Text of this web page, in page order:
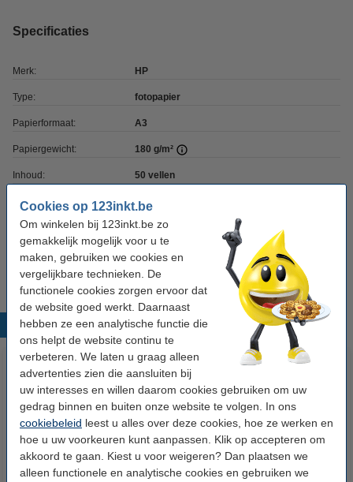
Cookies op 123inkt.be
Om winkelen bij 123inkt.be zo
gemakkelijk mogelijk voor u te
maken, gebruiken we cookies en
vergelijkbare technieken. De
functionele cookies zorgen ervoor dat
de website goed werkt. Daarnaast
hebben ze een analytische functie die
ons helpt de website continu te
verbeteren. We laten u graag alleen
advertenties zien die aansluiten bij
uw interesses en willen daarom cookies gebruiken om uw
gedrag binnen en buiten onze website te volgen. In ons
cookiebeleid leest u alles over deze cookies, hoe ze werken en
hoe u uw voorkeuren kunt aanpassen. Klik op accepteren om
akkoord te gaan. Kiest u voor weigeren? Dan plaatsen we
alleen functionele en analytische cookies en gebruiken we
Specificaties
Merk: HP
Type: fotopapier
Papierformaat: A3
Papiergewicht: 180 g/m²
Inhoud: 50 vellen
Toplaag: glanzend
Waterbestendig: nee
Geschikt voor: inkjetprinters
Populaire producten
HP Q2510A everyday photo
HP Q6594A professional